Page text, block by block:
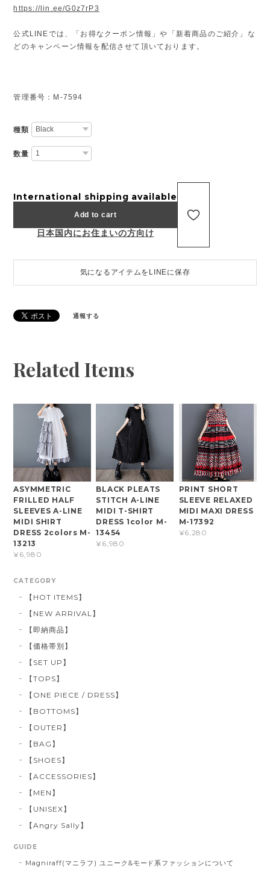
https://lin.ee/G0z7rP3
公式LINEでは、「お得なクーポン情報」や「新着商品のご紹介」な
どのキャンペーン情報を配信させて頂いております。
管理番号：M-7594
種類
数量
International shipping available
Add to cart
日本国内にお住まいの方向け
気になるアイテムをLINEに保存
通報する
Related Items
ASYMMETRIC
FRILLED HALF
SLEEVES A-LINE
MIDI SHIRT
DRESS 2colors M-
13213
¥6,980
BLACK PLEATS
STITCH A-LINE
MIDI T-SHIRT
DRESS 1color M-
13454
¥6,980
PRINT SHORT
SLEEVE RELAXED
MIDI MAXI DRESS
M-17392
¥6,280
CATEGORY
【HOT ITEMS】
【NEW ARRIVAL】
【即納商品】
【価格帯別】
【SET UP】
【TOPS】
【ONE PIECE / DRESS】
【BOTTOMS】
【OUTER】
【BAG】
【SHOES】
【ACCESSORIES】
【MEN】
【UNISEX】
【Angry Sally】
GUIDE
Magniraff(マニラフ) ユニーク&モード系ファッションについて